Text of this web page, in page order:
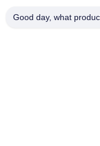
Good day, what